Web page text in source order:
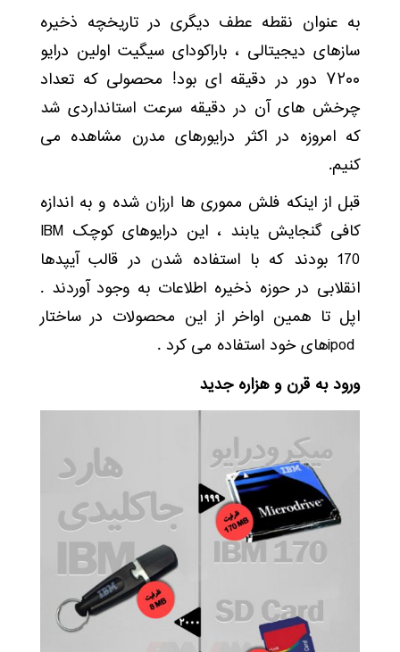
به عنوان نقطه عطف دیگری در تاریخچه ذخیره
سازهای دیجیتالی ، باراکودای سیگیت اولین درایو
۷۲۰۰ دور در دقیقه ‌ای بود! محصولی که تعداد
چرخش های آن در دقیقه سرعت استانداردی شد
که امروزه در اکثر درایورهای مدرن مشاهده می
کنیم.
قبل از اینکه فلش مموری ها ارزان شده و به اندازه
کافی گنجایش یابند ، این درایوهای کوچک IBM
170 بودند که با استفاده شدن در قالب آیپدها
انقلابی در حوزه ذخیره اطلاعات به وجود آوردند .
اپل تا همین اواخر از این محصولات در ساختار
ورود به قرن و هزاره جدید